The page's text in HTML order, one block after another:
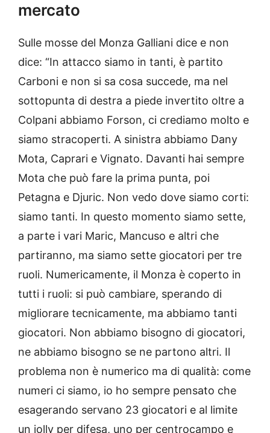
mercato
Sulle mosse del Monza Galliani dice e non
dice: “In attacco siamo in tanti, è partito
Carboni e non si sa cosa succede, ma nel
sottopunta di destra a piede invertito oltre a
Colpani abbiamo Forson, ci crediamo molto e
siamo stracoperti. A sinistra abbiamo Dany
Mota, Caprari e Vignato. Davanti hai sempre
Mota che può fare la prima punta, poi
Petagna e Djuric. Non vedo dove siamo corti:
siamo tanti. In questo momento siamo sette,
a parte i vari Maric, Mancuso e altri che
partiranno, ma siamo sette giocatori per tre
ruoli. Numericamente, il Monza è coperto in
tutti i ruoli: si può cambiare, sperando di
migliorare tecnicamente, ma abbiamo tanti
giocatori. Non abbiamo bisogno di giocatori,
ne abbiamo bisogno se ne partono altri. Il
problema non è numerico ma di qualità: come
numeri ci siamo, io ho sempre pensato che
esagerando servano 23 giocatori e al limite
un jolly per difesa, uno per centrocampo e